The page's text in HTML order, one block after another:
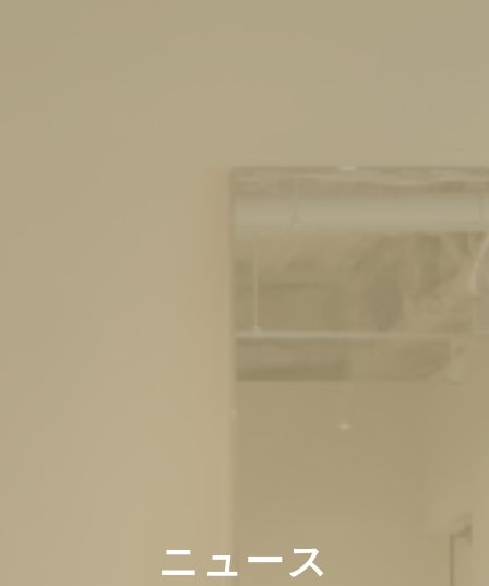
ニュース